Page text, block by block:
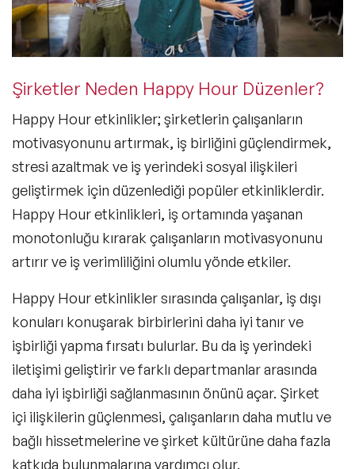
Şirketler Neden Happy Hour Düzenler?
Happy Hour etkinlikler; şirketlerin çalışanların
motivasyonunu artırmak, iş birliğini güçlendirmek,
stresi azaltmak ve iş yerindeki sosyal ilişkileri
geliştirmek için düzenlediği popüler etkinliklerdir.
Happy Hour etkinlikleri, iş ortamında yaşanan
monotonluğu kırarak çalışanların motivasyonunu
artırır ve iş verimliliğini olumlu yönde etkiler.
Happy Hour etkinlikler sırasında çalışanlar, iş dışı
konuları konuşarak birbirlerini daha iyi tanır ve
işbirliği yapma fırsatı bulurlar. Bu da iş yerindeki
iletişimi geliştirir ve farklı departmanlar arasında
daha iyi işbirliği sağlanmasının önünü açar. Şirket
içi ilişkilerin güçlenmesi, çalışanların daha mutlu ve
bağlı hissetmelerine ve şirket kültürüne daha fazla
katkıda bulunmalarına yardımcı olur.